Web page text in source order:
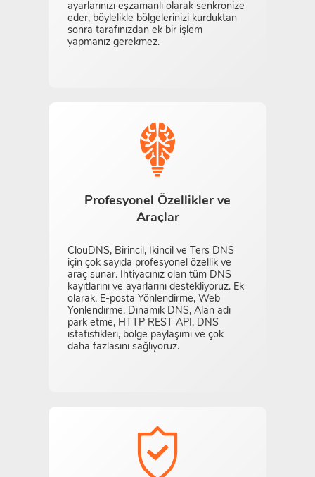
ayarlarınızı eşzamanlı olarak senkronize
eder, böylelikle bölgelerinizi kurduktan
sonra tarafınızdan ek bir işlem
yapmanız gerekmez.
Profesyonel Özellikler ve
Araçlar
ClouDNS, Birincil, İkincil ve Ters DNS
için çok sayıda profesyonel özellik ve
araç sunar. İhtiyacınız olan tüm DNS
kayıtlarını ve ayarlarını destekliyoruz. Ek
olarak, E-posta Yönlendirme, Web
Yönlendirme, Dinamik DNS, Alan adı
park etme, HTTP REST API, DNS
istatistikleri, bölge paylaşımı ve çok
daha fazlasını sağlıyoruz.